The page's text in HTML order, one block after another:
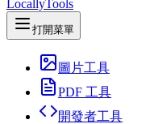
LocallyTools
打開菜單
圖片工具
PDF 工具
開發者工具